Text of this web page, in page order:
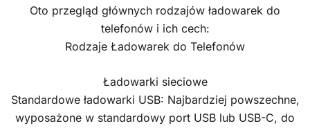
Oto przegląd głównych rodzajów ładowarek do
telefonów i ich cech:
Rodzaje Ładowarek do Telefonów
Ładowarki sieciowe
Standardowe ładowarki USB: Najbardziej powszechne,
wyposażone w standardowy port USB lub USB-C, do